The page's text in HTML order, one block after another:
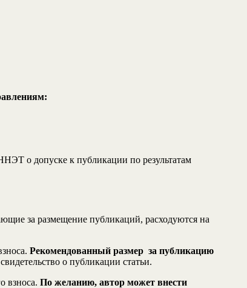
о допуске к публикации по результатам
за размещение публикаций, расходуются на
Рекомендованный размер за публикацию
о публикации статьи.
взноса. По желанию, автор может внести